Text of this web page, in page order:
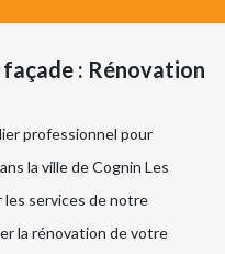
: Rénovation
professionnel pour
la ville de Cognin Les
les services de notre
la rénovation de votre